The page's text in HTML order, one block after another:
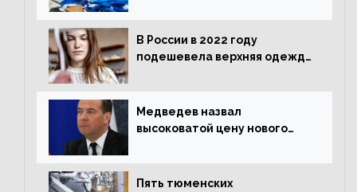
В России в 2022 году
подешевела верхняя одежда
Медведев назвал
высоковатой цену нового
Пять тюменских